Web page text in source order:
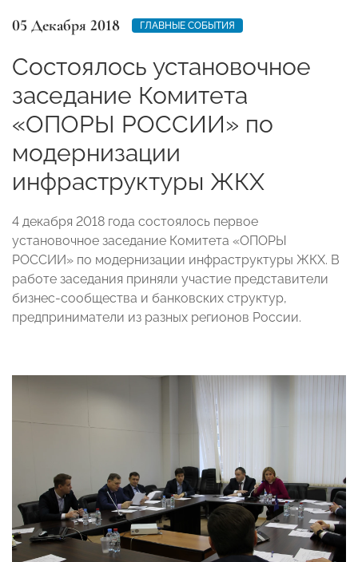
05 Декабря 2018 ГЛАВНЫЕ СОБЫТИЯ
Состоялось установочное
заседание Комитета
«ОПОРЫ РОССИИ» по
модернизации
инфраструктуры ЖКХ
4 декабря 2018 года состоялось первое
установочное заседание Комитета «ОПОРЫ
РОССИИ» по модернизации инфраструктуры ЖКХ. В
работе заседания приняли участие представители
бизнес-сообщества и банковских структур,
предприниматели из разных регионов России.